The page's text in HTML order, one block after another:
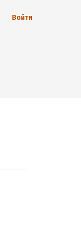
Войти